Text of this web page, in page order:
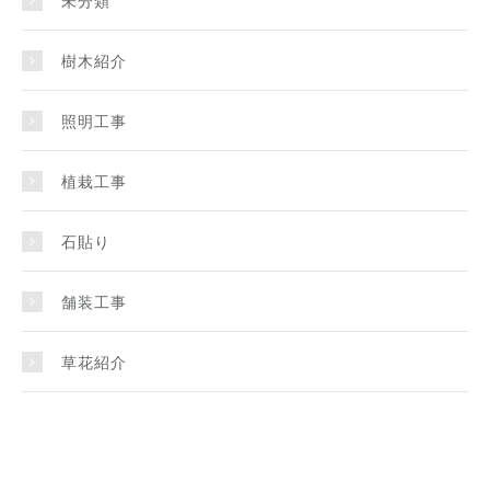
樹木紹介
照明工事
植栽工事
石貼り
舗装工事
草花紹介